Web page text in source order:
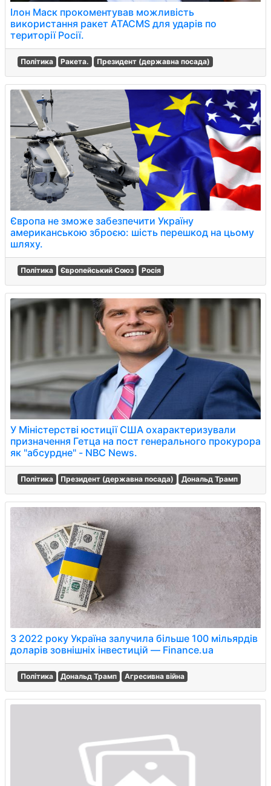
Ілон Маск прокоментував можливість
використання ракет ATACMS для ударів по
території Росії.
Політика Ракета. Президент (державна посада)
Європа не зможе забезпечити Україну
американською зброєю: шість перешкод на цьому
шляху.
Політика Європейський Союз Росія
У Міністерстві юстиції США охарактеризували
призначення Гетца на пост генерального прокурора
як "абсурдне" - NBC News.
Політика Президент (державна посада) Дональд Трамп
З 2022 року Україна залучила більше 100 мільярдів
доларів зовнішніх інвестицій — Finance.ua
Політика Дональд Трамп Агресивна війна